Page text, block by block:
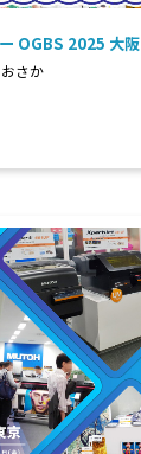
OGBS 2025 大阪
さか